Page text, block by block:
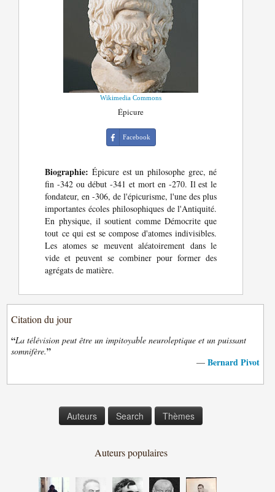
Wikimedia Commons
Épicure
Facebook
Biographie: Épicure est un philosophe grec, né
fin -342 ou début -341 et mort en -270. Il est le
fondateur, en -306, de l'épicurisme, l'une des plus
importantes écoles philosophiques de l'Antiquité.
En physique, il soutient comme Démocrite que
tout ce qui est se compose d'atomes indivisibles.
Les atomes se meuvent aléatoirement dans le
vide et peuvent se combiner pour former des
agrégats de matière.
Citation du jour
“La télévision peut être un impitoyable neuroleptique et un puissant
somnifère.”
— Bernard Pivot
Auteurs Search Thèmes
Auteurs populaires